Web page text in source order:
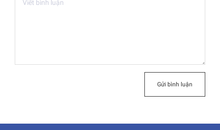
Gửi bình luận